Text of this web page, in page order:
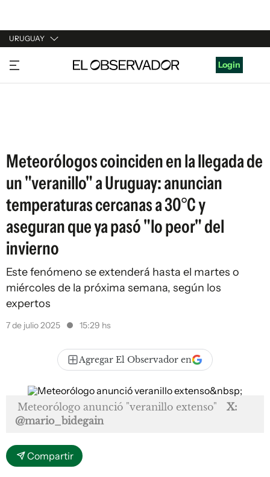
URUGUAY
URUGUAY
ARGENTINA
Login
Meteorólogos coinciden en la llegada de
un "veranillo" a Uruguay: anuncian
temperaturas cercanas a 30°C y
aseguran que ya pasó "lo peor" del
invierno
Este fenómeno se extenderá hasta el martes o
miércoles de la próxima semana, según los
expertos
7 de julio 2025 15:29 hs
Agregar El Observador en
Meteorólogo anunció "veranillo extenso"
X:
@mario_bidegain
Compartir